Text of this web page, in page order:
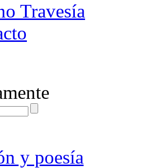
Travesía
y poesía